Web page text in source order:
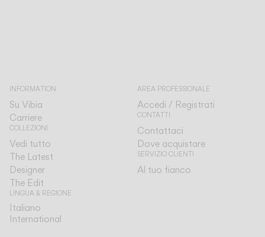
INFORMATION
Su Vibia
Carriere
COLLEZIONI
Vedi tutto
The Latest
Designer
The Edit
LINGUA & REGIONE
Italiano
International
AREA PROFESSIONALE
Accedi / Registrati
CONTATTI
Contattaci
Dove acquistare
SERVIZIO CLIENTI
Al tuo fianco